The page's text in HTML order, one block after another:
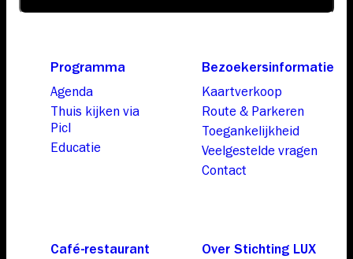
Programma
Agenda
Thuis kijken via
Picl
Educatie
Bezoekersinformatie
Kaartverkoop
Route & Parkeren
Toegankelijkheid
Veelgestelde vragen
Contact
Café-restaurant Over Stichting LUX